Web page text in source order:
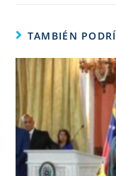
TAMBIÉN